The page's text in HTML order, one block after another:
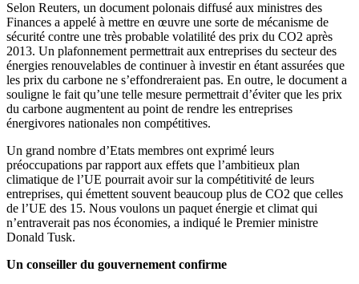
Selon Reuters, un document polonais diffusé aux ministres des
Finances a appelé à mettre en œuvre une sorte de mécanisme de
sécurité contre une très probable volatilité des prix du CO2 après
2013. Un plafonnement permettrait aux entreprises du secteur des
énergies renouvelables de continuer à investir en étant assurées que
les prix du carbone ne s’effondreraient pas. En outre, le document a
souligne le fait qu’une telle mesure permettrait d’éviter que les prix
du carbone augmentent au point de rendre les entreprises
énergivores nationales non compétitives.
Un grand nombre d’Etats membres ont exprimé leurs
préoccupations par rapport aux effets que l’ambitieux plan
climatique de l’UE pourrait avoir sur la compétitivité de leurs
entreprises, qui émettent souvent beaucoup plus de CO2 que celles
de l’UE des 15. Nous voulons un paquet énergie et climat qui
n’entraverait pas nos économies, a indiqué le Premier ministre
Donald Tusk.
Un conseiller du gouvernement confirme